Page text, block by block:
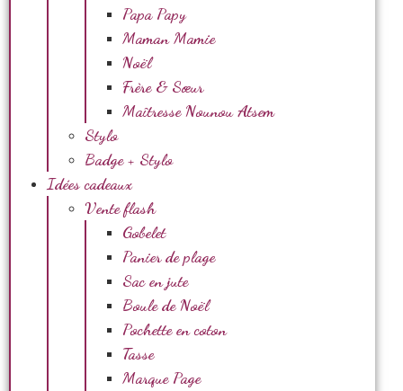
Papa Papy
Maman Mamie
Noël
Frère & Sœur
Maîtresse Nounou Atsem
Stylo
Badge + Stylo
Idées cadeaux
Vente flash
Gobelet
Panier de plage
Sac en jute
Boule de Noël
Pochette en coton
Tasse
Marque Page